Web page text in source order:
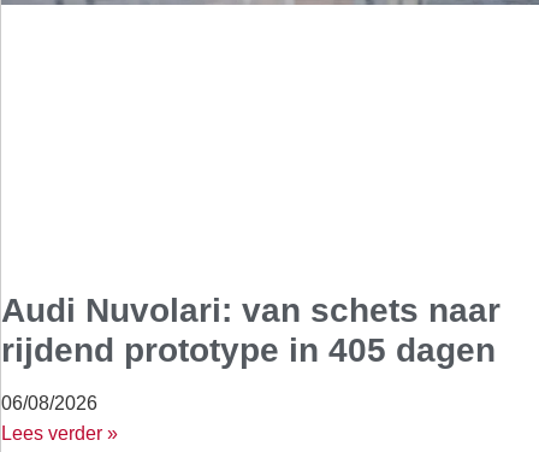
Audi Nuvolari: van schets naar
rijdend prototype in 405 dagen
06/08/2026
Lees verder »